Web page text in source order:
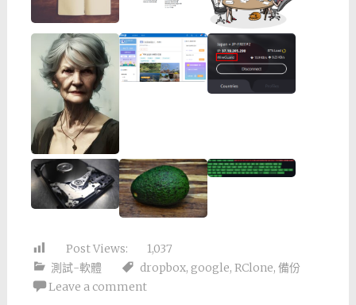
Post Views:
1,037
測試-軟體
dropbox, google, RClone, 備份
Leave a comment